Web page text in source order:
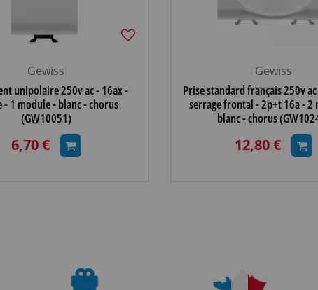
Gewiss
unipolaire 250v ac - 16ax -
- 1 module - blanc - chorus
(GW10051)
6,70 €
Gewiss
Prise standard français 250v
serrage frontal - 2p+t 16a - 2
blanc - chorus
12,80 €